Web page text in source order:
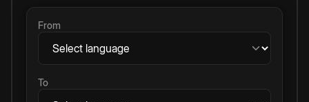
From
To